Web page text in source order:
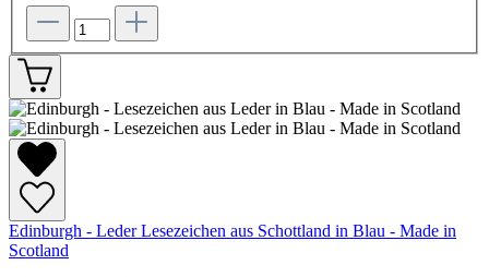
Edinburgh - Leder Lesezeichen aus Schottland in Blau - Made in
Scotland